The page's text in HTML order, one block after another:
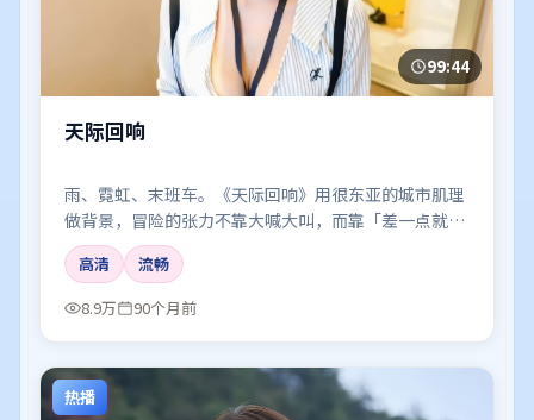
99:44
天际回响
雨、霓虹、末班车。《天际回响》用很东亚的城市肌理
做背景，冒险的张力不靠大喊大叫，而靠「差一点就说
出口」的沉默。
高清
流畅
8.9万
90个月前
热播